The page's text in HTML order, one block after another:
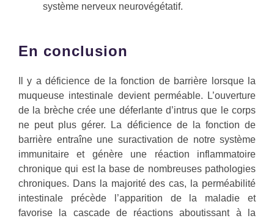
système nerveux neurovégétatif.
En conclusion
Il y a déficience de la fonction de barrière lorsque la
muqueuse intestinale devient perméable. L’ouverture
de la brèche crée une déferlante d’intrus que le corps
ne peut plus gérer. La déficience de la fonction de
barrière entraîne une suractivation de notre système
immunitaire et génère une réaction inflammatoire
chronique qui est la base de nombreuses pathologies
chroniques. Dans la majorité des cas, la perméabilité
intestinale précède l’apparition de la maladie et
favorise la cascade de réactions aboutissant à la